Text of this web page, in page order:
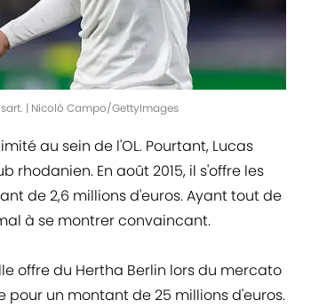
| Nicolò Campo/GettyImages
au sein de l'OL. Pourtant, Lucas
En août 2015, il s'offre les
de 2,6 millions d'euros. Ayant tout de
à se montrer convaincant.
offre du Hertha Berlin lors du mercato
pour un montant de 25 millions d'euros.